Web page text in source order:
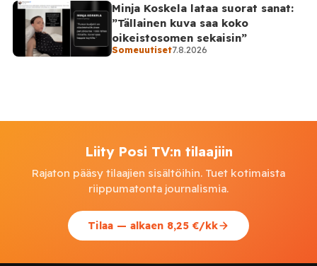
Minja Koskela lataa suorat sanat:
”Tällainen kuva saa koko
oikeistosomen sekaisin”
Someuutiset7.8.2026
Liity Posi TV:n tilaajiin
Rajaton pääsy tilaajien sisältöihin. Tuet kotimaista
riippumatonta journalismia.
Tilaa — alkaen 8,25 €/kk